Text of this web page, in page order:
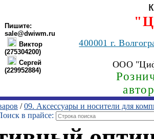
Пишите:
sale@dwiwm.ru
Виктор
(275304200)
Сергей
(229952884)
400001г.
ООО
/09. Аксессуары и носители для
в прайсе: